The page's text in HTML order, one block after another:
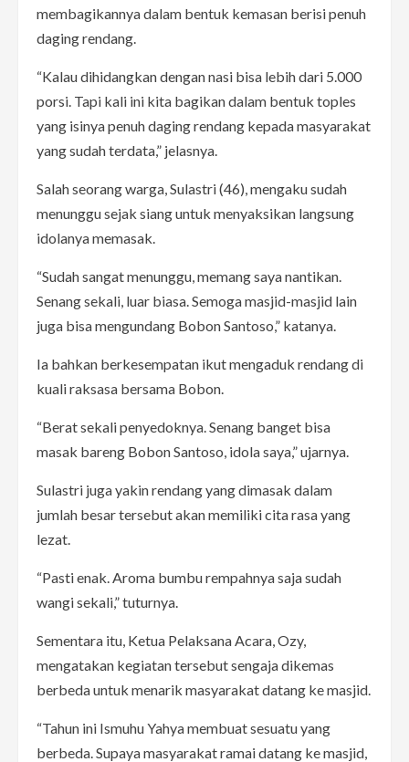
membagikannya dalam bentuk kemasan berisi penuh
daging rendang.
“Kalau dihidangkan dengan nasi bisa lebih dari 5.000
porsi. Tapi kali ini kita bagikan dalam bentuk toples
yang isinya penuh daging rendang kepada masyarakat
yang sudah terdata,” jelasnya.
Salah seorang warga, Sulastri (46), mengaku sudah
menunggu sejak siang untuk menyaksikan langsung
idolanya memasak.
“Sudah sangat menunggu, memang saya nantikan.
Senang sekali, luar biasa. Semoga masjid-masjid lain
juga bisa mengundang Bobon Santoso,” katanya.
Ia bahkan berkesempatan ikut mengaduk rendang di
kuali raksasa bersama Bobon.
“Berat sekali penyedoknya. Senang banget bisa
masak bareng Bobon Santoso, idola saya,” ujarnya.
Sulastri juga yakin rendang yang dimasak dalam
jumlah besar tersebut akan memiliki cita rasa yang
lezat.
“Pasti enak. Aroma bumbu rempahnya saja sudah
wangi sekali,” tuturnya.
Sementara itu, Ketua Pelaksana Acara, Ozy,
mengatakan kegiatan tersebut sengaja dikemas
berbeda untuk menarik masyarakat datang ke masjid.
“Tahun ini Ismuhu Yahya membuat sesuatu yang
berbeda. Supaya masyarakat ramai datang ke masjid,